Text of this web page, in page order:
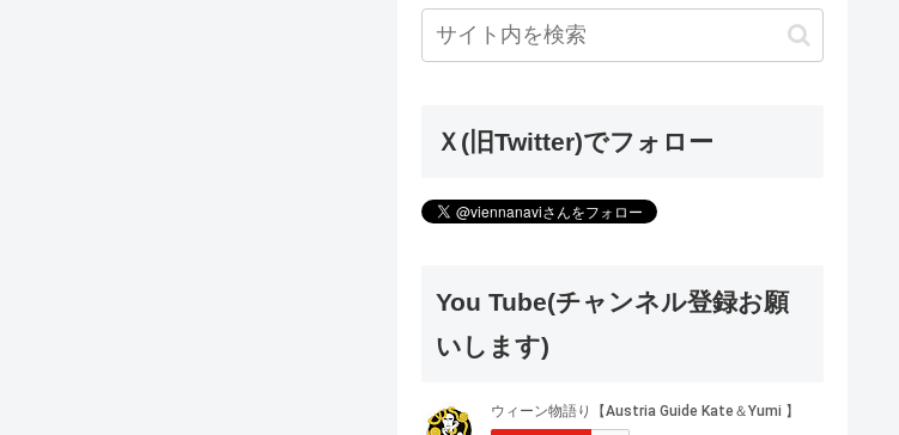
Ｘ(旧Twitter)でフォロー
You Tube(チャンネル登録お願
いします)